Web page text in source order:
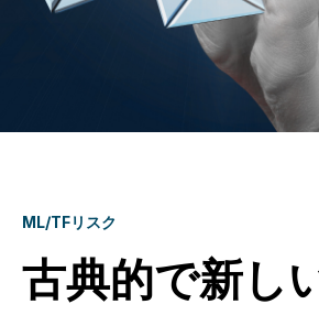
ML/TFリスク
古典的で新し